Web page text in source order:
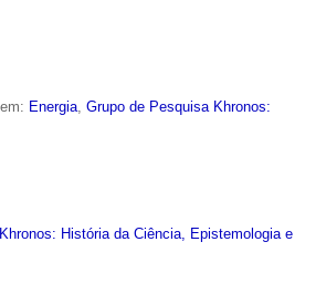
Energia ,Grupo de Pesquisa Khronos:
História da Ciência, Epistemologia e